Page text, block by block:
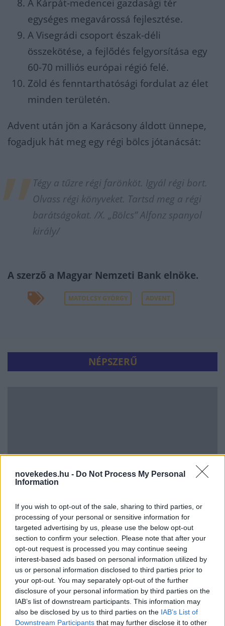
novekedes.hu - Do Not Process My Personal
Information
If you wish to opt-out of the sale, sharing to third parties, or
processing of your personal or sensitive information for
targeted advertising by us, please use the below opt-out
section to confirm your selection. Please note that after your
opt-out request is processed you may continue seeing
interest-based ads based on personal information utilized by
us or personal information disclosed to third parties prior to
your opt-out. You may separately opt-out of the further
disclosure of your personal information by third parties on the
IAB’s list of downstream participants. This information may
also be disclosed by us to third parties on the IAB’s List of
Downstream Participants that may further disclose it to other
A Kárpát-medencei gazdasági tér
egységes megavárossá fejlesztése.
A Visegrádi csoport észak-déli
összekötése, a fejlődés felgyorsítása egy
60-70 milliós európai régió felé.
Zöld és fenntarthatósági fordulat az élet
minden területén.
Advent után jön a Karácsony áldott ünnepe,
fogadjuk hát meg egy régi bölcs jótanácsát:
Tégy a tűzre régi farönköt. Igyál régi bort.
Olvass régi könyveket. Tartsd meg a régi
barátságokat. /X. „Bölcs” Alfonz spanyol
király/
A szerző a Magyar Nemzeti Bank elnöke.
MATOLCSY GYÖRGY ADVENT
NÉPSZERŰ
Hitelfordulat 2026: elzárja a pénzcsapot az
ELEMZÉSEK 2026. júl. 22.